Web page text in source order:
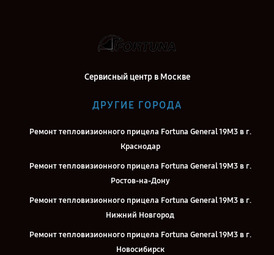
Сервисный центр в Москве
ДРУГИЕ ГОРОДА
Ремонт тепловизионного прицела Fortuna General 19M3 в г.
Краснодар
Ремонт тепловизионного прицела Fortuna General 19M3 в г.
Ростов-на-Дону
Ремонт тепловизионного прицела Fortuna General 19M3 в г.
Нижний Новгород
Ремонт тепловизионного прицела Fortuna General 19M3 в г.
Новосибирск